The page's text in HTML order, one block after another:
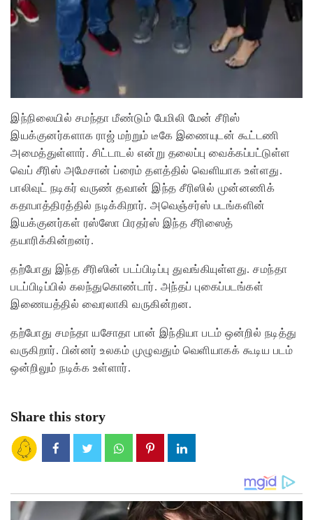
இந்நிலையில் சமந்தா மீண்டும் பேமிலி மேன் சீரிஸ்
இயக்குனர்களாக ராஜ் மற்றும் டீகே இணையுடன் கூட்டணி
அமைத்துள்ளார். சிட்டாடல் என்று தலைப்பு வைக்கப்பட்டுள்ள
வெப் சீரிஸ் அமேசான் ப்ரைம் தளத்தில் வெளியாக உள்ளது.
பாலிவுட் நடிகர் வருண் தவான் இந்த சீரிஸில் முன்னணிக்
கதாபாத்திரத்தில் நடிக்கிறார். அவெஞ்சர்ஸ் படங்களின்
இயக்குனர்கள் ரஸ்ஸோ பிரதர்ஸ் இந்த சீரிஸைத்
தயாரிக்கின்றனர்.
தற்போது இந்த சீரிஸின் படப்பிடிப்பு துவங்கியுள்ளது. சமந்தா
படப்பிடிப்பில் கலந்துகொண்டார். அந்தப் புகைப்படங்கள்
இணையத்தில் வைரலாகி வருகின்றன.
தற்போது சமந்தா யசோதா பான் இந்தியா படம் ஒன்றில் நடித்து
வருகிறார். பின்னர் உலகம் முழுவதும் வெளியாகக் கூடிய படம்
ஒன்றிலும் நடிக்க உள்ளார்.
Share this story